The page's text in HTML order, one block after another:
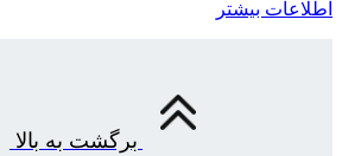
اطلاعات بیشتر
برگشت به بالا